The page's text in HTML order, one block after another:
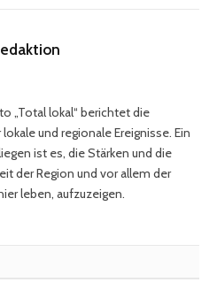
„Total lokal“ berichtet die
und regionale Ereignisse. Ein
ist es, die Stärken und die
der Region und vor allem der
leben, aufzuzeigen.